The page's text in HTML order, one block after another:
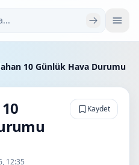
10 Günlük Hava Durumu
12:35
Kaydet